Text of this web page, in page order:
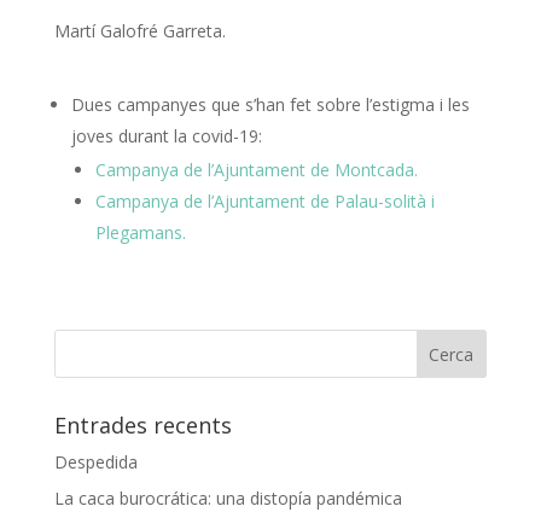
Martí Galofré Garreta.
Dues campanyes que s’han fet sobre l’estigma i les
joves durant la covid-19:
Campanya de l’Ajuntament de Montcada.
Campanya de l’Ajuntament de Palau-solità i
Plegamans.
Entrades recents
Despedida
La caca burocrática: una distopía pandémica